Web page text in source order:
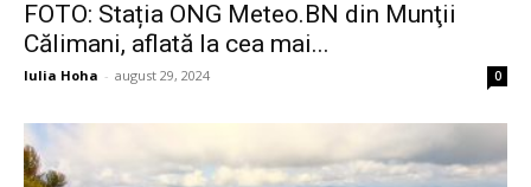
FOTO: Stația ONG Meteo.BN din Munţii
Călimani, aflată la cea mai...
Iulia Hoha - august 29, 2024 0